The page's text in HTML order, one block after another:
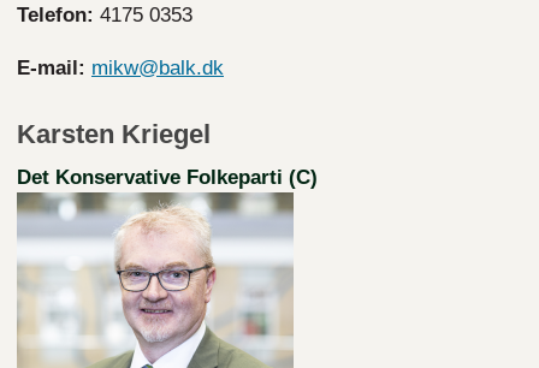
Telefon: 4175 0353
E-mail: mikw@balk.dk
Karsten Kriegel
Det Konservative Folkeparti (C)